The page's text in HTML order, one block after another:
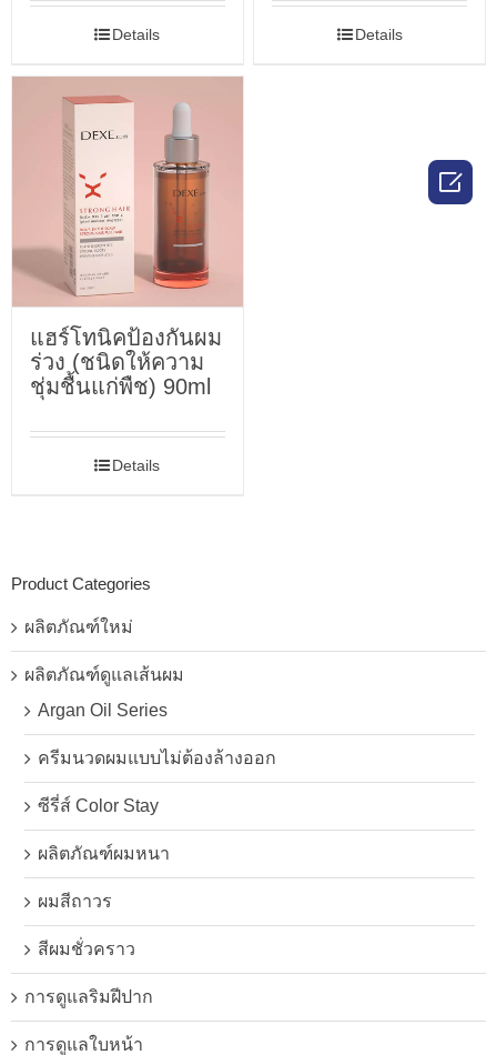
Details Details
แฮร์โทนิคป้องกันผม
ร่วง (ชนิดให้ความ
ชุ่มชื้นแก่พืช) 90ml
Details
Product Categories
ผลิตภัณฑ์ใหม่
ผลิตภัณฑ์ดูแลเส้นผม
Argan Oil Series
ครีมนวดผมแบบไม่ต้องล้างออก
ซีรี่ส์ Color Stay
ผลิตภัณฑ์ผมหนา
ผมสีถาวร
สีผมชั่วคราว
การดูแลริมฝีปาก
การดูแลใบหน้า
